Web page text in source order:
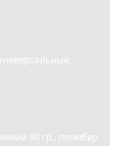
90 гр., пломбир